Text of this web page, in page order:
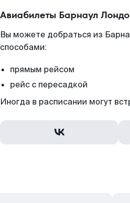
Авиабилеты Барнаул
Вы можете добраться из
способами:
прямым рейсом
рейс с пересадкой
Иногда в расписании могут